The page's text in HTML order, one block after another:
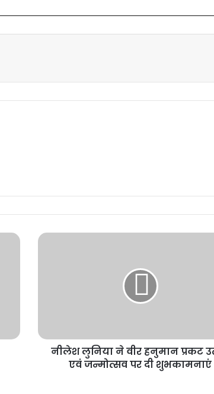
नीलेश लुनिया ने वीर हनुमान प्रकट
एवं जन्मोत्सव पर दी शुभकामनाएं